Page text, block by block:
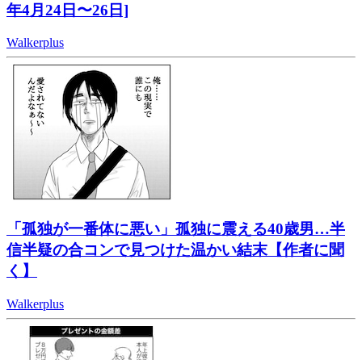
年4月24日〜26日]
Walkerplus
「孤独が一番体に悪い」孤独に震える40歳男…半
信半疑の合コンで見つけた温かい結末【作者に聞
く】
Walkerplus